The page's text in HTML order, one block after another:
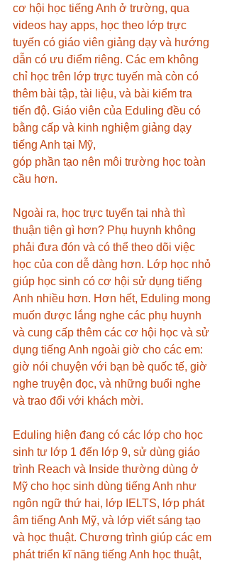
cơ hội học tiếng Anh ở trường, qua
videos hay apps, học theo lớp trực
tuyến có giáo viên giảng dạy và hướng
dẫn có ưu điểm riêng. Các em không
chỉ học trên lớp trực tuyến mà còn có
thêm bài tập, tài liệu, và bài kiểm tra
tiến độ. Giáo viên của Eduling đều có
bằng cấp và kinh nghiệm giảng dạy
tiếng Anh tại Mỹ,
góp phần tạo nên môi trường học toàn
cầu hơn.
Ngoài ra, học trực tuyến tại nhà thì
thuận tiện gì hơn? Phụ huynh không
phải đưa đón và có thể theo dõi việc
học của con dễ dàng hơn. Lớp học nhỏ
giúp học sinh có cơ hội sử dụng tiếng
Anh nhiều hơn. Hơn hết, Eduling mong
muốn được lắng nghe các phụ huynh
và cung cấp thêm các cơ hội học và sử
dụng tiếng Anh ngoài giờ cho các em:
giờ nói chuyện với bạn bè quốc tế, giờ
nghe truyện đọc, và những buổi nghe
và trao đổi với khách mời.
Eduling hiện đang có các lớp cho học
sinh tư lớp 1 đến lớp 9, sử dùng giáo
trình Reach và Inside thường dùng ở
Mỹ cho học sinh dùng tiếng Anh như
ngôn ngữ thứ hai, lớp IELTS, lớp phát
âm tiếng Anh Mỹ, và lớp viết sáng tạo
và học thuật. Chương trình giúp các em
phát triển kĩ năng tiếng Anh học thuật,